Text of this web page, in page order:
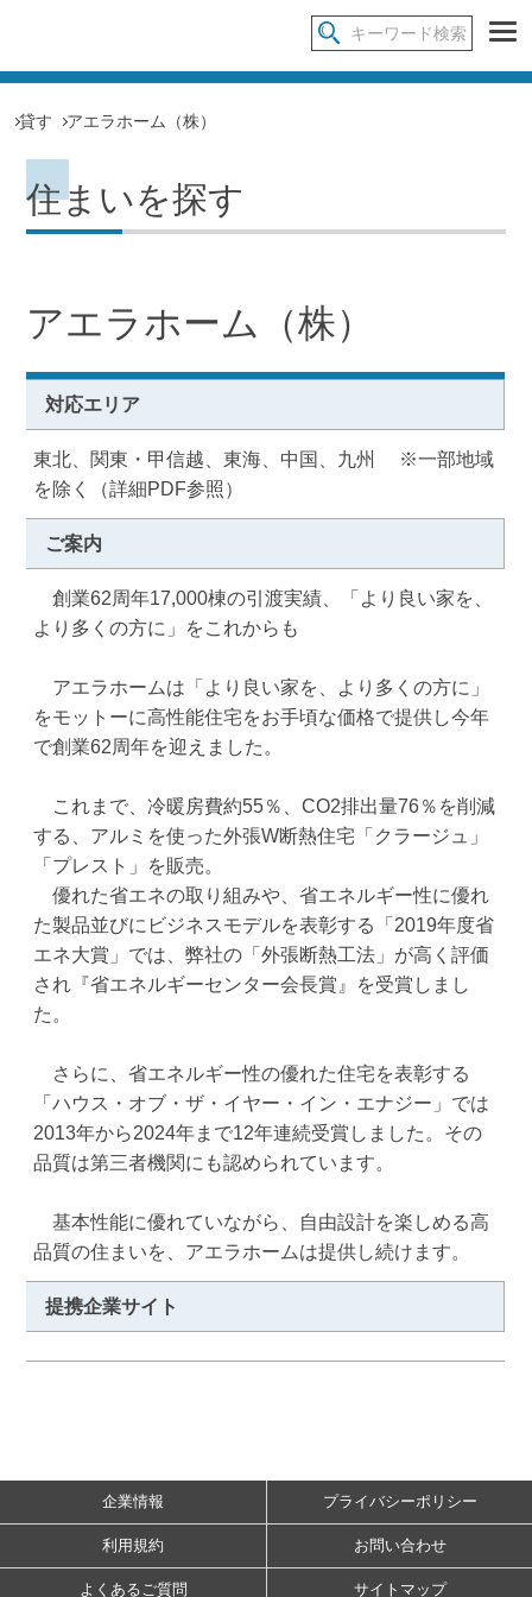
貸す アエラホーム（株）
住まいを探す
アエラホーム（株）
対応エリア
東北、関東・甲信越、東海、中国、九州 ※一部地域
を除く（詳細PDF参照）
ご案内
創業62周年17,000棟の引渡実績、「より良い家を、
より多くの方に」をこれからも
アエラホームは「より良い家を、より多くの方に」
をモットーに高性能住宅をお手頃な価格で提供し今年
で創業62周年を迎えました。
これまで、冷暖房費約55％、CO2排出量76％を削減
する、アルミを使った外張W断熱住宅「クラージュ」
「プレスト」を販売。
優れた省エネの取り組みや、省エネルギー性に優れ
た製品並びにビジネスモデルを表彰する「2019年度省
エネ大賞」では、弊社の「外張断熱工法」が高く評価
され『省エネルギーセンター会長賞』を受賞しまし
た。
さらに、省エネルギー性の優れた住宅を表彰する
「ハウス・オブ・ザ・イヤー・イン・エナジー」では
2013年から2024年まで12年連続受賞しました。その
品質は第三者機関にも認められています。
基本性能に優れていながら、自由設計を楽しめる高
品質の住まいを、アエラホームは提供し続けます。
提携企業サイト
企業情報 プライバシーポリシー
利用規約 お問い合わせ
よくあるご質問 サイトマップ